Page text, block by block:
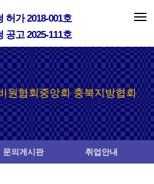
허가 2018-001호
공고 2025-111호
원협회중앙회 충북지방협회
문의게시판 취업안내